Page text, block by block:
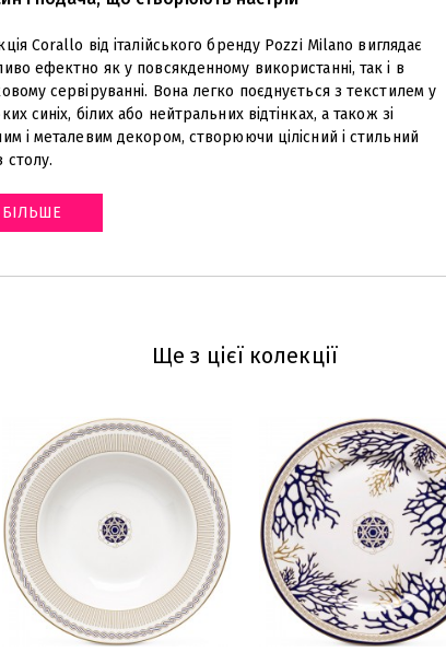
Corallo від італійського бренду Pozzi Milano виглядає
ефектно як у повсякденному використанні, так і в
сервіруванні. Вона легко поєднується з текстилем у
синіх, білих або нейтральних відтінках, а також зі
і металевим декором, створюючи цілісний і стильний
столу.
БІЛЬШЕ
Ще з цієї колекції